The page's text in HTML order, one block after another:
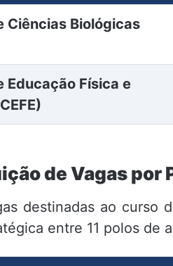
Ciências Biológicas
Educação Física e
de Vagas por
destinadas ao curso
entre 11 polos de